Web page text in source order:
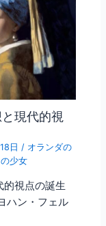
現代的視
日 / オランダの
少女
的視点の誕生
ハン・フェル